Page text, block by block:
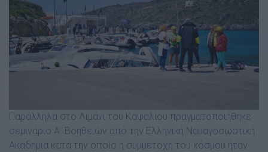
Παράλληλα στο Λιμάνι του Καψαλίου πραγματοποιήθηκε
σεμινάριο Α΄ Βοηθειών από την Ελληνική Ναυαγοσωστική
Ακαδημία κατά την οποίο η συμμετοχή του κόσμου ήταν